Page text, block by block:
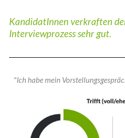
KandidatInnen verkraften
Interviewprozess sehr gut.
"Ich habe mein